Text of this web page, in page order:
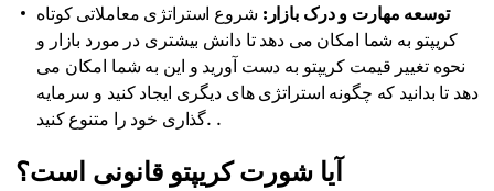
توسعه مهارت و درک بازار: شروع استراتژی معاملاتی کوتاه
کریپتو به شما امکان می دهد تا دانش بیشتری در مورد بازار و
نحوه تغییر قیمت کریپتو به دست آورید و این به شما امکان می
دهد تا بدانید که چگونه استراتژی های دیگری ایجاد کنید و سرمایه
گذاری خود را متنوع کنید. .
آیا شورت کریپتو قانونی است؟